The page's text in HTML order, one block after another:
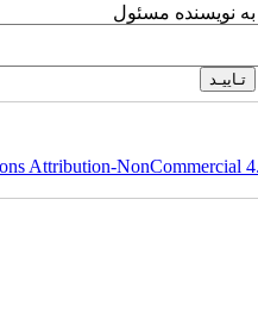
به نویسنده مسئول
Attribution-NonCommercial